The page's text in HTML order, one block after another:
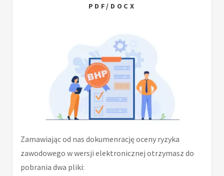
PDF/DOCX
Zamawiając od nas dokumenrację oceny ryzyka
zawodowego w wersji elektronicznej otrzymasz do
pobrania dwa pliki: